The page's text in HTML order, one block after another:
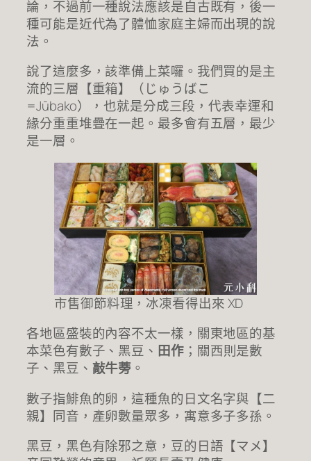
論，不過前一種說法應該是自古既有，後一
種可能是近代為了體恤家庭主婦而出現的說
法。
說了這麼多，該準備上菜囉。我們買的是主
流的三層【重箱】（じゅうばこ
=Jūbako），也就是分成三段，代表幸運和
緣分重重堆疊在一起。最多會有五層，最少
是一層。
市售御節料理，冰凍看得出來 XD
各地區盛裝的內容不太一樣，關東地區的基
本菜色有數子、黑豆、 田作；關西則是數
子、黑豆、 敲牛蒡 。
數子指鯡魚的卵，這種魚的日文名字與【二
親】同音，產卵數量眾多，寓意多子多孫。
黑豆，黑色有除邪之意，豆的日語【マメ】